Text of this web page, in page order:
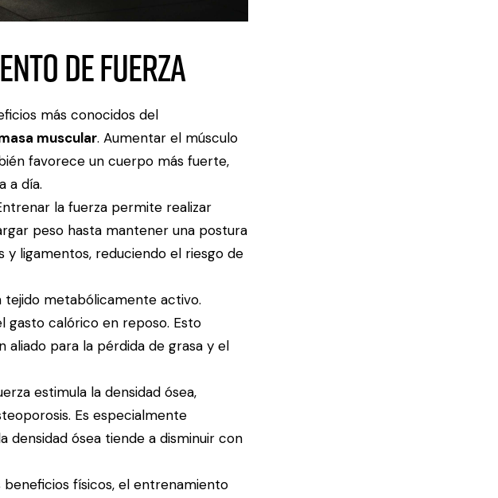
de fuerza
más conocidos del
muscular. Aumentar el músculo
favorece un cuerpo más fuerte,
a día.
la fuerza permite realizar
peso hasta mantener una postura
ligamentos, reduciendo el riesgo de
tejido metabólicamente activo.
gasto calórico en reposo. Esto
para la pérdida de grasa y el
estimula la densidad ósea,
Es especialmente
densidad ósea tiende a disminuir con
beneficios físicos, el entrenamiento